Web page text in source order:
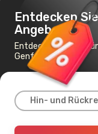
Entdecken
Angebote
Entdecken Sie die
Genf nach Dubai
Hin- und